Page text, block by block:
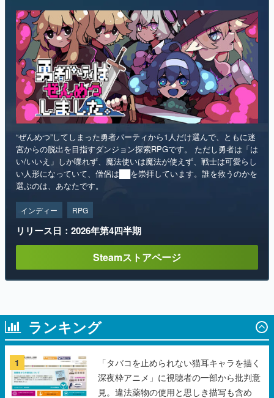
その他
電ファミニコゲーマーとは？
運営：株式会社マレ
“ぜんめつ”してしまった勇者パーティから1人だけ選んで、ともに迷
宮からの脱出を目指すダンジョン探索RPGです。 ただし勇者は「は
い/いいえ」しか喋れず、魔法使いは魔法が使えず、戦士は可愛らし
選ぶのは、あなたです。
インディー RPG
リリース日：2026年第4四半期
ランキング
1
「タバコを止められない猫耳キャラを描く
深夜枠アニメ」に視聴者の一部から批判意
見。違法薬物の使用と思しき描写も含め
て、BPOが議論を交わす
2
『超かぐや姫！』本編の“10年後”を描く